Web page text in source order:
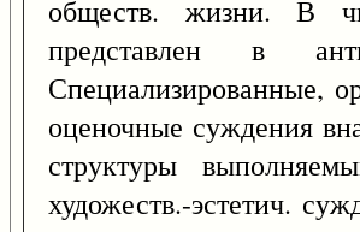
обществ. жизни. В
представлен в
Специализированные,
оценочные суждения
структуры
художеств.-эстетич.